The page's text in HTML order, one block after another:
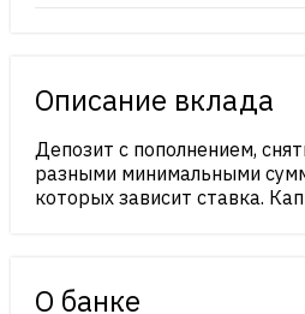
Описание вклада
Депозит с пополнением,
разными минимальными
которых зависит ставка.
О банке